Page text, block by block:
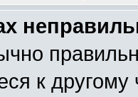
к другому